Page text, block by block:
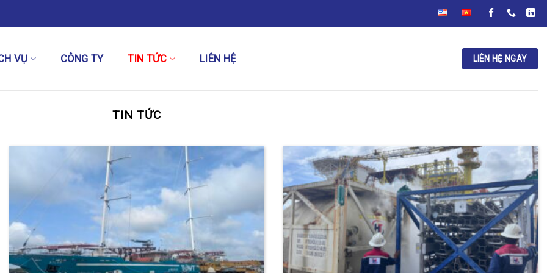
VỤ CÔNG TY TIN TỨC LIÊN HỆ LIÊN HỆ NGAY
TIN TỨC